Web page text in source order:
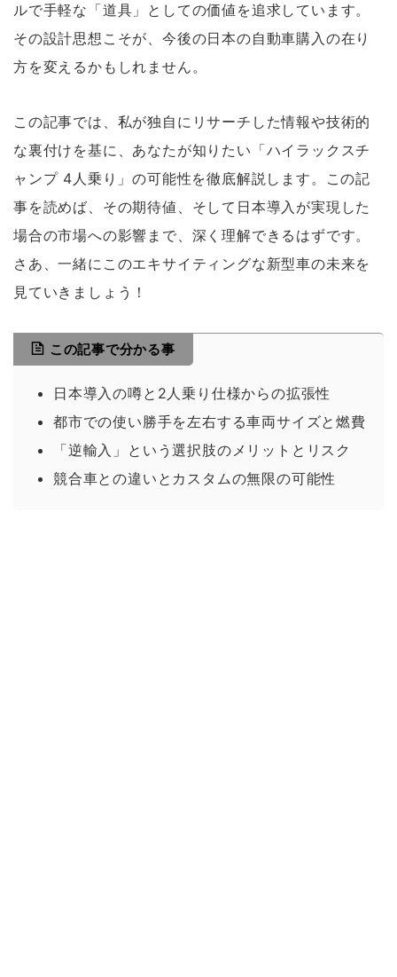
ルで手軽な「道具」としての価値を追求しています。
その設計思想こそが、今後の日本の自動車購入の在り
方を変えるかもしれません。
この記事では、私が独自にリサーチした情報や技術的
な裏付けを基に、あなたが知りたい「ハイラックスチ
ャンプ 4人乗り」の可能性を徹底解説します。この記
事を読めば、その期待値、そして日本導入が実現した
場合の市場への影響まで、深く理解できるはずです。
さあ、一緒にこのエキサイティングな新型車の未来を
見ていきましょう！
この記事で分かる事
日本導入の噂と2人乗り仕様からの拡張性
都市での使い勝手を左右する車両サイズと燃費
「逆輸入」という選択肢のメリットとリスク
競合車との違いとカスタムの無限の可能性